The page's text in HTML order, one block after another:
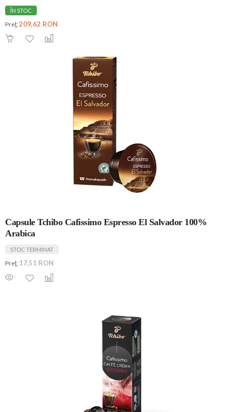
ÎN STOC
Preţ:209,62 RON
Capsule Tchibo Cafissimo Espresso El Salvador 100%
Arabica
STOC TERMINAT
Preţ: 17,51 RON